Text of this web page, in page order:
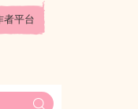
者平台